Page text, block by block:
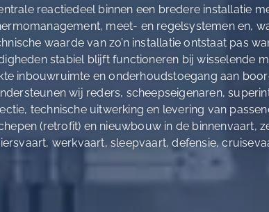
reactiedeel binnen een bredere installatie
meet- en regelsystemen en,
waarde van zo’n installatie ontstaat pas
stabiel blijft functioneren bij wisselende
inbouwruimte en onderhoudstoegang aan
wij reders, scheepseigenaren,
technische uitwerking en levering van
(retrofit) en nieuwbouw in de binnenvaart,
werkvaart, sleepvaart, defensie,